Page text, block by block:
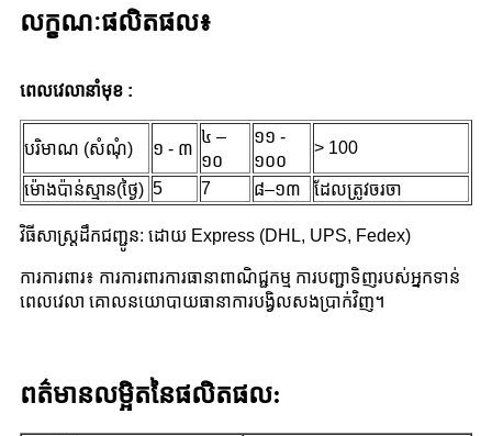
លក្ខណៈផលិតផល៖
ពេល​វេលា​នាំ​មុខ :
បរិមាណ (សំណុំ) ១ - ៣
៤ –
១០
១១ -
១០០
> 100
ម៉ោងប៉ាន់ស្មាន(ថ្ងៃ) 5 7 ៨–១៣ ដែលត្រូវចរចា
វិធីសាស្រ្តដឹកជញ្ជូន: ដោយ Express (DHL, UPS, Fedex)
ការការពារ៖ ការការពារការធានាពាណិជ្ជកម្ម ការបញ្ជាទិញរបស់អ្នកទាន់
ពេលវេលា គោលនយោបាយធានាការបង្វិលសងប្រាក់វិញ។
ព​ត៌​មាន​លម្អិត​នៃ​ផលិតផល: